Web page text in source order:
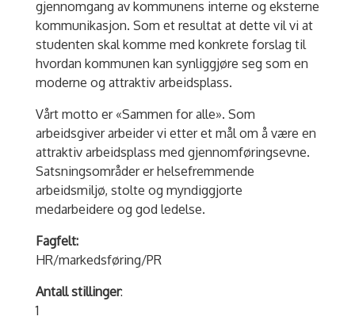
gjennomgang av kommunens interne og eksterne
kommunikasjon. Som et resultat at dette vil vi at
studenten skal komme med konkrete forslag til
hvordan kommunen kan synliggjøre seg som en
moderne og attraktiv arbeidsplass.
Vårt motto er «Sammen for alle». Som
arbeidsgiver arbeider vi etter et mål om å være en
attraktiv arbeidsplass med gjennomføringsevne.
Satsningsområder er helsefremmende
arbeidsmiljø, stolte og myndiggjorte
medarbeidere og god ledelse.
Fagfelt:
HR/markedsføring/PR
Antall stillinger:
1